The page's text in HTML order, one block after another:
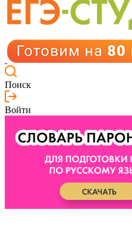
Поиск
Войти